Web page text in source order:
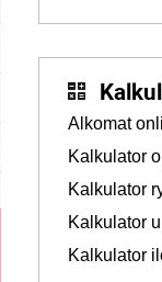
Alkomat
Kalkulator
Kalkulator
Kalkulator
Kalkulator